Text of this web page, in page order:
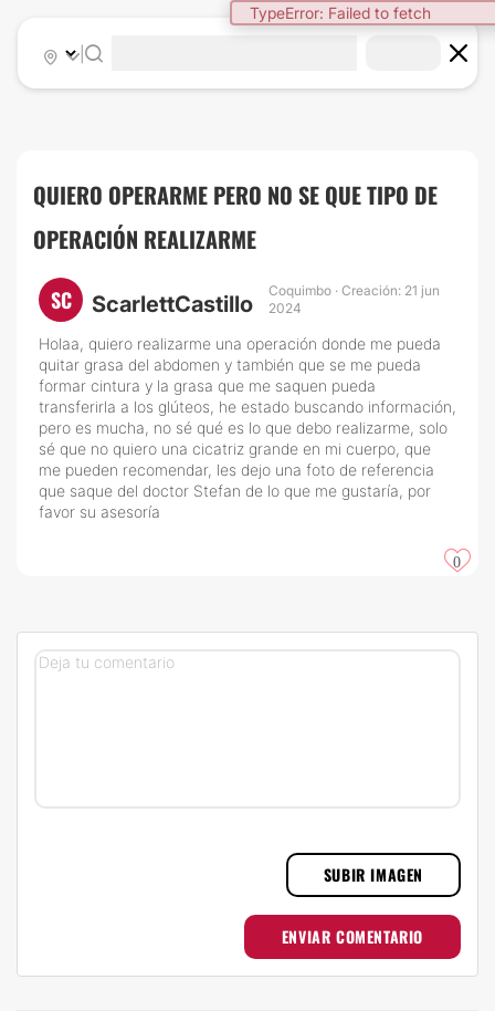
TypeError: Failed to fetch
|
QUIERO OPERARME PERO NO SE QUE TIPO DE
OPERACIÓN REALIZARME
SC ScarlettCastillo
Coquimbo · Creación: 21 jun
2024
Holaa, quiero realizarme una operación donde me pueda
quitar grasa del abdomen y también que se me pueda
formar cintura y la grasa que me saquen pueda
transferirla a los glúteos, he estado buscando información,
pero es mucha, no sé qué es lo que debo realizarme, solo
sé que no quiero una cicatriz grande en mi cuerpo, que
me pueden recomendar, les dejo una foto de referencia
que saque del doctor Stefan de lo que me gustaría, por
favor su asesoría
0
SUBIR IMAGEN
ENVIAR COMENTARIO